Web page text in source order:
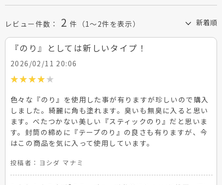
レビュー件数： 2 件 （1～2件を表示）
『のり』としては新しいタイプ！
2026/02/11 20:06
色々な『のり』を使用した事が有りますが珍しいので購入
しました。綺麗に角も塗れます。臭いも無臭に入ると思い
ます。べたつかない美しい『スティックのり』だと思いま
す。封筒の締めに『テープのり』の良さも有りますが、今
はこの商品を気に入って使用しています。
投稿者： ヨシダ マナミ